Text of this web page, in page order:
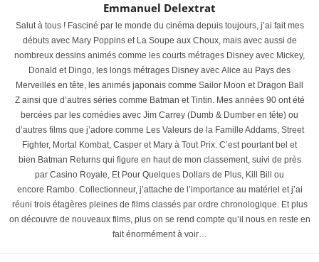
Emmanuel Delextrat
Salut à tous ! Fasciné par le monde du cinéma depuis toujours, j’ai fait mes
débuts avec Mary Poppins et La Soupe aux Choux, mais avec aussi de
nombreux dessins animés comme les courts métrages Disney avec Mickey,
Donald et Dingo, les longs métrages Disney avec Alice au Pays des
Merveilles en tête, les animés japonais comme Sailor Moon et Dragon Ball
Z ainsi que d’autres séries comme Batman et Tintin. Mes années 90 ont été
bercées par les comédies avec Jim Carrey (Dumb & Dumber en tête) ou
d’autres films que j’adore comme Les Valeurs de la Famille Addams, Street
Fighter, Mortal Kombat, Casper et Mary à Tout Prix. C’est pourtant bel et
bien Batman Returns qui figure en haut de mon classement, suivi de près
par Casino Royale, Et Pour Quelques Dollars de Plus, Kill Bill ou
encore Rambo. Collectionneur, j’attache de l’importance au matériel et j’ai
réuni trois étagères pleines de films classés par ordre chronologique. Et plus
on découvre de nouveaux films, plus on se rend compte qu’il nous en reste en
fait énormément à voir…